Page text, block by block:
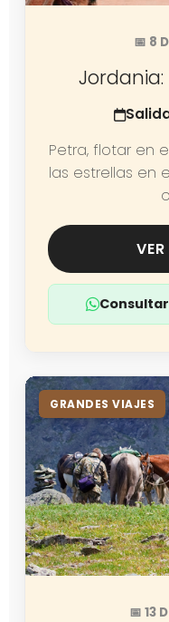
📅 8
Petra, flotar en
las estrellas en
GRANDES VIAJES
📅 13